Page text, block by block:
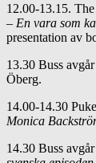
12.00-13.15.
– En vara som
presentation av
13.30 Buss
Öberg.
14.00-14.30
Monica
14.30 Buss